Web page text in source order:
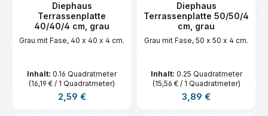
Diephaus
Terrassenplatte
40/40/4 cm, grau
Grau mit Fase, 40 x 40 x 4 cm.
Inhalt: 0.16 Quadratmeter
(16,19 € / 1 Quadratmeter)
Regulärer Preis:
2,59 €
Diephaus
Terrassenplatte 50/50/4
cm, grau
Grau mit Fase, 50 x 50 x 4 cm.
Inhalt: 0.25 Quadratmeter
(15,56 € / 1 Quadratmeter)
Regulärer Preis:
3,89 €